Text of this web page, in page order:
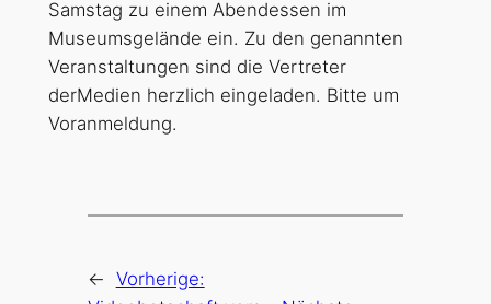
Samstag zu einem Abendessen im
Museumsgelände ein. Zu den genannten
Veranstaltungen sind die Vertreter
derMedien herzlich eingeladen. Bitte um
Voranmeldung.
← Vorherige: